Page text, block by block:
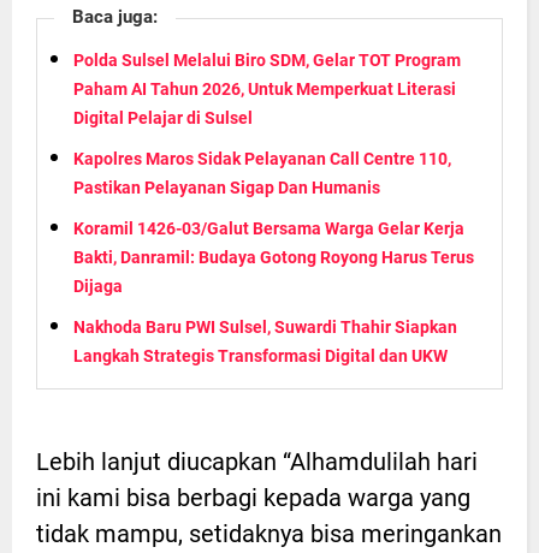
Baca juga:
Polda Sulsel Melalui Biro SDM, Gelar TOT Program
Paham AI Tahun 2026, Untuk Memperkuat Literasi
Digital Pelajar di Sulsel
Kapolres Maros Sidak Pelayanan Call Centre 110,
Pastikan Pelayanan Sigap Dan Humanis
Koramil 1426-03/Galut Bersama Warga Gelar Kerja
Bakti, Danramil: Budaya Gotong Royong Harus Terus
Dijaga
Nakhoda Baru PWI Sulsel, Suwardi Thahir Siapkan
Langkah Strategis Transformasi Digital dan UKW
Lebih lanjut diucapkan “Alhamdulilah hari
ini kami bisa berbagi kepada warga yang
tidak mampu, setidaknya bisa meringankan